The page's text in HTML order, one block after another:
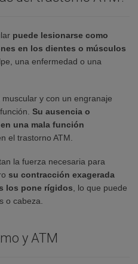
puede lesionarse como
en los dientes o músculos
una enfermedad o una
y con un engranaje
Su ausencia o
una mala función
el trastorno ATM.
la fuerza necesaria para
su contracción exagerada
los pone rígidos , lo que puede
o cabeza.
y ATM